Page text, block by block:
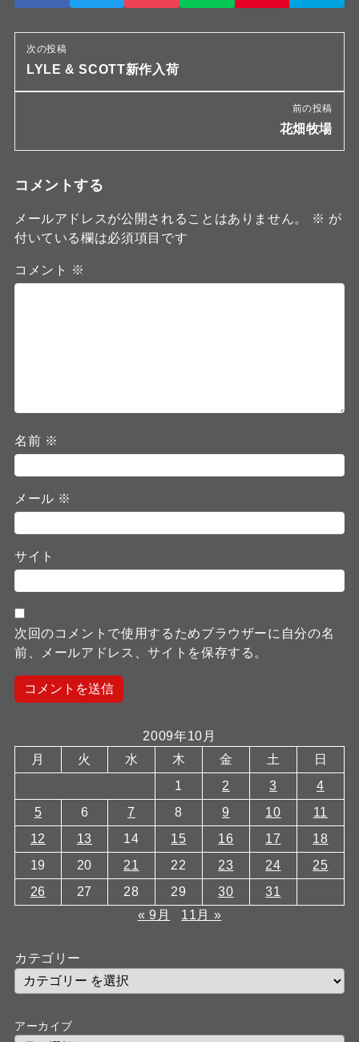
次の投稿
LYLE & SCOTT新作入荷
前の投稿
花畑牧場
コメントする
メールアドレスが公開されることはありません。 ※ が
付いている欄は必須項目です
コメント ※
名前 ※
メール ※
サイト
次回のコメントで使用するためブラウザーに自分の名
前、メールアドレス、サイトを保存する。
2009年10月
月
火 水 木 金 土
日
1
2 3
4
5
6 7 8 9 10
11
12
13 14 15 16 17
18
19
20 21 22 23 24
25
26
27 28 29 30
31
« 9月
11月 »
カテゴリー
アーカイブ